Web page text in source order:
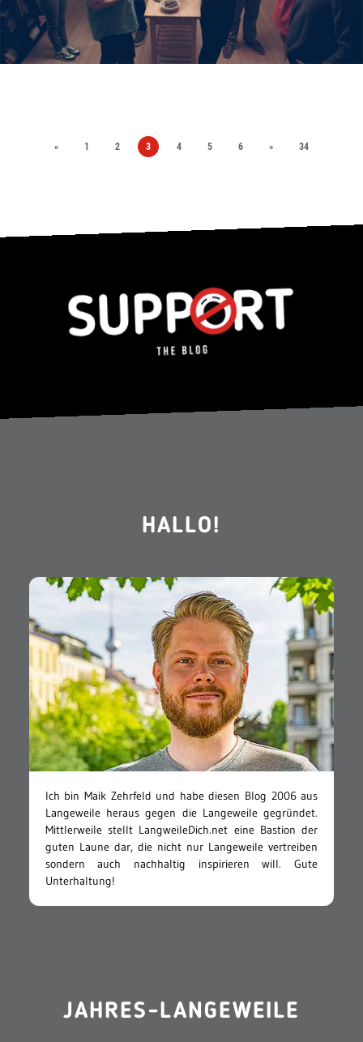
« 1 2 3 4 5 6 » 34
HALLO!
Ich bin Maik Zehrfeld und habe diesen Blog 2006 aus
Langeweile heraus gegen die Langeweile gegründet.
Mittlerweile stellt LangweileDich.net eine Bastion der
guten Laune dar, die nicht nur Langeweile vertreiben
sondern auch nachhaltig inspirieren will. Gute
Unterhaltung!
JAHRES-LANGEWEILE